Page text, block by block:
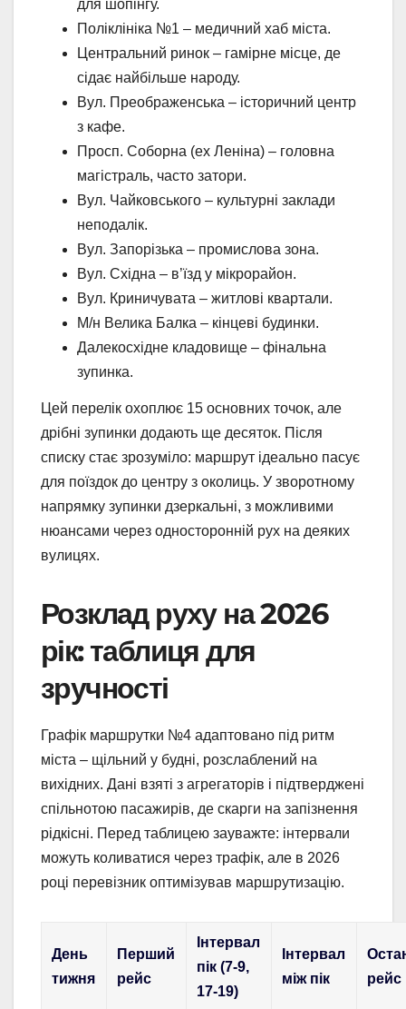
для шопінгу.
Поліклініка №1 – медичний хаб міста.
Центральний ринок – гамірне місце, де
сідає найбільше народу.
Вул. Преображенська – історичний центр
з кафе.
Просп. Соборна (ex Леніна) – головна
магістраль, часто затори.
Вул. Чайковського – культурні заклади
неподалік.
Вул. Запорізька – промислова зона.
Вул. Східна – в’їзд у мікрорайон.
Вул. Криничувата – житлові квартали.
М/н Велика Балка – кінцеві будинки.
Далекосхідне кладовище – фінальна
зупинка.
Цей перелік охоплює 15 основних точок, але
дрібні зупинки додають ще десяток. Після
списку стає зрозуміло: маршрут ідеально пасує
для поїздок до центру з околиць. У зворотному
напрямку зупинки дзеркальні, з можливими
нюансами через односторонній рух на деяких
вулицях.
Розклад руху на 2026
рік: таблиця для
зручності
Графік маршрутки №4 адаптовано під ритм
міста – щільний у будні, розслаблений на
вихідних. Дані взяті з агрегаторів і підтверджені
спільнотою пасажирів, де скарги на запізнення
рідкісні. Перед таблицею зауважте: інтервали
можуть коливатися через трафік, але в 2026
році перевізник оптимізував маршрутизацію.
День
тижня
Перший
рейс
Інтервал
пік (7-9,
17-19)
Інтервал
між пік
рейс